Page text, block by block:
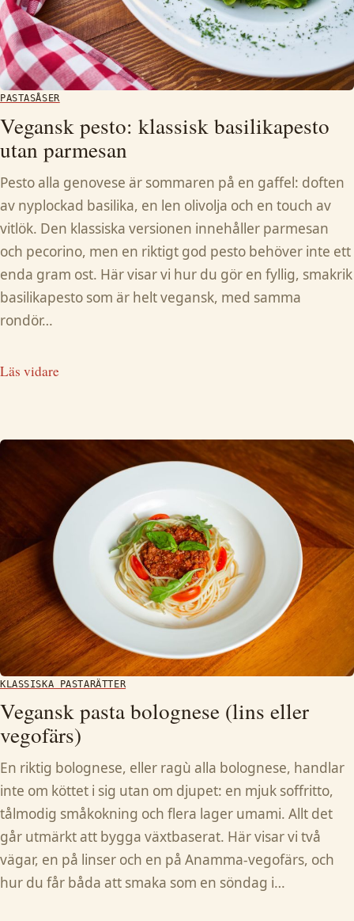
PASTASÅSER
Vegansk pesto: klassisk basilikapesto
utan parmesan
Pesto alla genovese är sommaren på en gaffel: doften
av nyplockad basilika, en len olivolja och en touch av
vitlök. Den klassiska versionen innehåller parmesan
och pecorino, men en riktigt god pesto behöver inte ett
enda gram ost. Här visar vi hur du gör en fyllig, smakrik
basilikapesto som är helt vegansk, med samma
rondör…
Läs vidare
KLASSISKA PASTARÄTTER
Vegansk pasta bolognese (lins eller
vegofärs)
En riktig bolognese, eller ragù alla bolognese, handlar
inte om köttet i sig utan om djupet: en mjuk soffritto,
tålmodig småkokning och flera lager umami. Allt det
går utmärkt att bygga växtbaserat. Här visar vi två
vägar, en på linser och en på Anamma-vegofärs, och
hur du får båda att smaka som en söndag i…